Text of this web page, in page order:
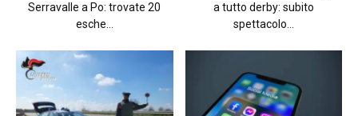
Serravalle a Po: trovate 20
esche...
a tutto derby: subito
spettacolo...